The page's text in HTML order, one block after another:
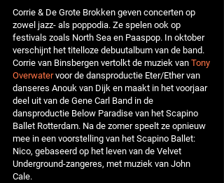
Corrie & De Grote Brokken geven concerten op
zowel jazz- als poppodia. Ze spelen ook op
festivals zoals North Sea en Paaspop. In oktober
verschijnt het titelloze debuutalbum van de band.
Corrie van Binsbergen vertolkt de muziek vanTony
Overwatervoor de dansproductie Eter/Ether van
danseres Anouk van Dijk en maakt in het voorjaar
deel uit van de Gene Carl Band in de
dansproductie Below Paradise van het Scapino
Ballet Rotterdam. Na de zomer speelt ze opnieuw
mee in een voorstelling van het Scapino Ballet:
Nico, gebaseerd op het leven van de Velvet
Underground-zangeres, met muziek van John
Cale.